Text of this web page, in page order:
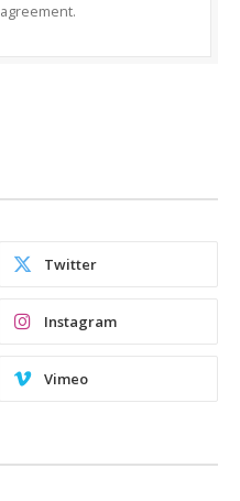
agreement.
Twitter
Instagram
Vimeo